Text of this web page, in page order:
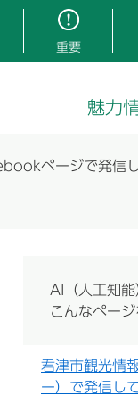
重要
魅力
ページで発信
AI（人工知能
こんなペー
君津市観光情
ー）で発信し